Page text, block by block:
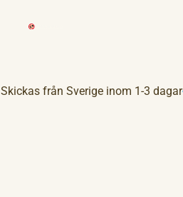
Skickas från Sverige inom 1-3 dagar